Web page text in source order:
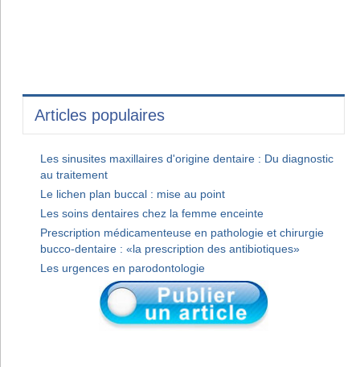
Articles populaires
Les sinusites maxillaires d'origine dentaire : Du diagnostic
au traitement
Le lichen plan buccal : mise au point
Les soins dentaires chez la femme enceinte
Prescription médicamenteuse en pathologie et chirurgie
bucco-dentaire : «la prescription des antibiotiques»
Les urgences en parodontologie